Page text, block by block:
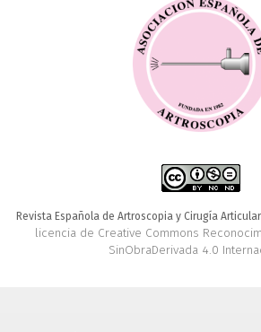
Revista Española de Artroscopia y Cirugía
licencia de Creative Commons
SinObraDerivada 4.0